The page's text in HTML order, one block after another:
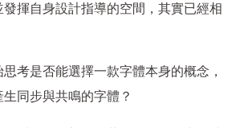
揮自身設計指導的空間，其實已經相
考是否能選擇一款字體本身的概念，
同步與共鳴的字體？